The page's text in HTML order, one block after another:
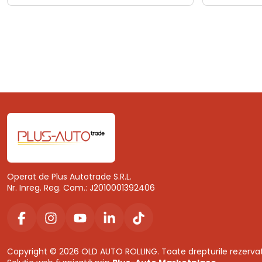
Operat de Plus Autotrade S.R.L.
Nr. Inreg. Reg. Com.: J2010001392406
Copyright © 2026 OLD AUTO ROLLING. Toate drepturile